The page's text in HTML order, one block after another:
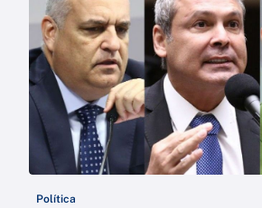
Política